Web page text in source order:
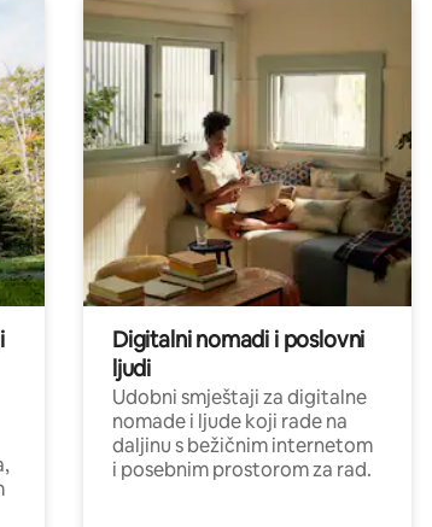
Digitalni nomadi i poslovni
ljudi
Udobni smještaji za digitalne
nomade i ljude koji rade na
daljinu s bežičnim internetom
i posebnim prostorom za rad.